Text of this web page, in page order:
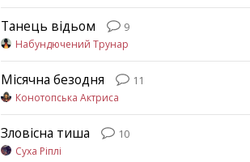
Танець відьом 9
Набундючений Трунар
Місячна безодня 11
Конотопська Актриса
Зловісна тиша 10
Суха Ріплі